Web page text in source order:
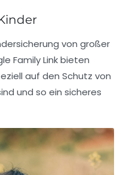
von großer
Family Linkbieten
auf den Schutz von
und so ein sicheres